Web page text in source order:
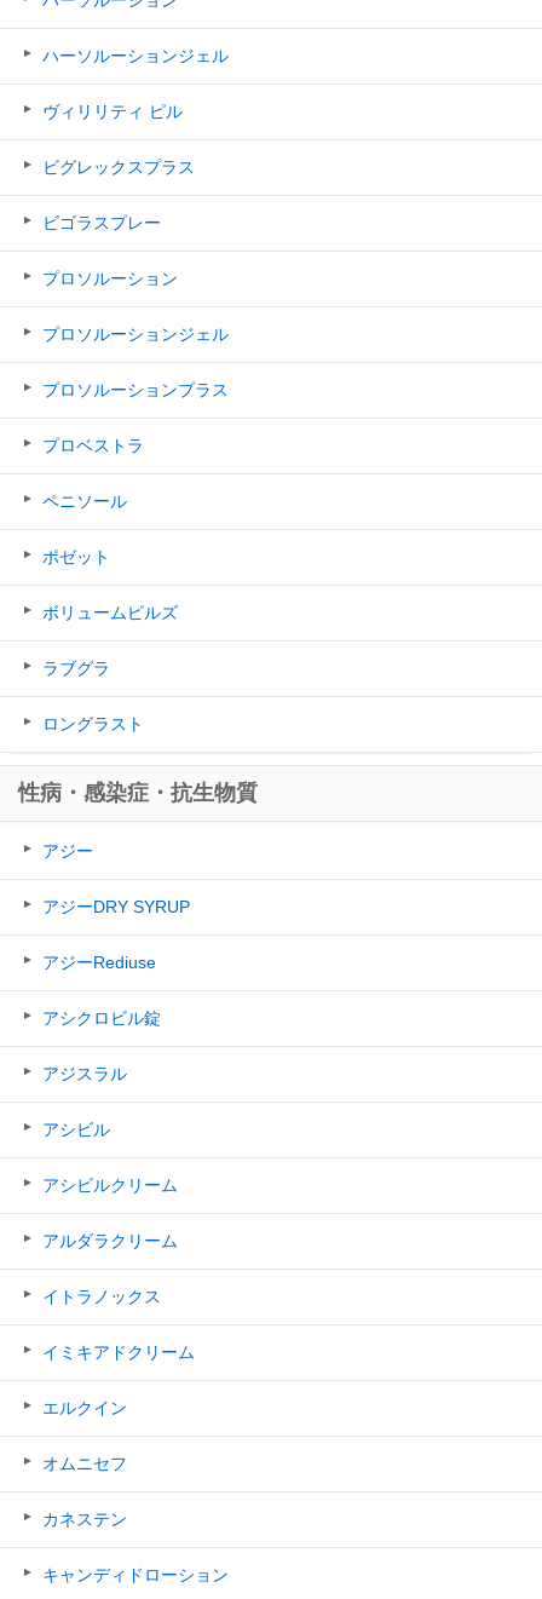
ハーソルーションジェル
ヴィリリティ ピル
ビグレックスプラス
ビゴラスプレー
プロソルーション
プロソルーションジェル
プロソルーションプラス
プロベストラ
ペニソール
ポゼット
ボリュームピルズ
ラブグラ
ロングラスト
性病・感染症・抗生物質
アジー
アジーDRY SYRUP
アジーRediuse
アシクロビル錠
アジスラル
アシビル
アシビルクリーム
アルダラクリーム
イトラノックス
イミキアドクリーム
エルクイン
オムニセフ
カネステン
キャンディドローション